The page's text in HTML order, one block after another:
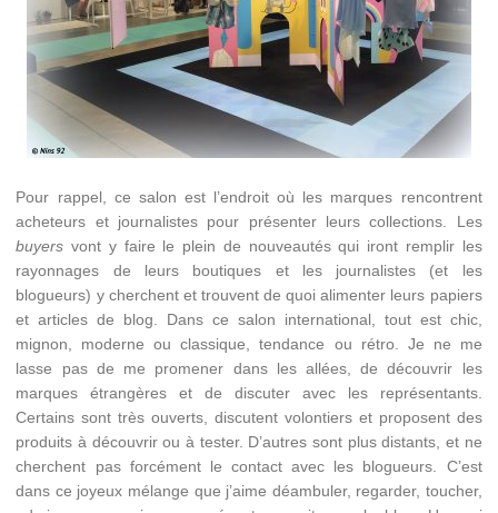
Pour rappel, ce salon est l’endroit où les marques rencontrent
acheteurs et journalistes pour présenter leurs collections. Les
buyers vont y faire le plein de nouveautés qui iront remplir les
rayonnages de leurs boutiques et les journalistes (et les
blogueurs) y cherchent et trouvent de quoi alimenter leurs papiers
et articles de blog. Dans ce salon international, tout est chic,
mignon, moderne ou classique, tendance ou rétro. Je ne me
lasse pas de me promener dans les allées, de découvrir les
marques étrangères et de discuter avec les représentants.
Certains sont très ouverts, discutent volontiers et proposent des
produits à découvrir ou à tester. D’autres sont plus distants, et ne
cherchent pas forcément le contact avec les blogueurs. C’est
dans ce joyeux mélange que j’aime déambuler, regarder, toucher,